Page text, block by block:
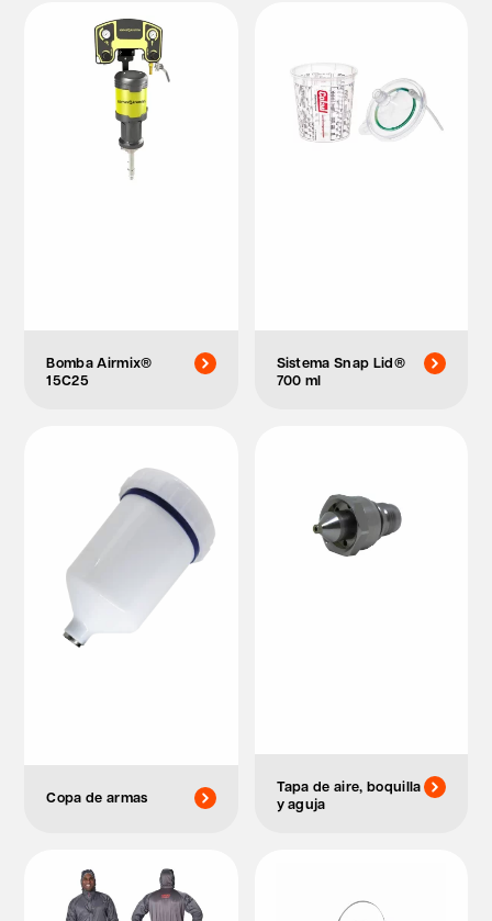
Bomba Airmix®
15C25
Sistema Snap Lid®
700 ml
Copa de armas
Tapa de aire, boquilla
y aguja